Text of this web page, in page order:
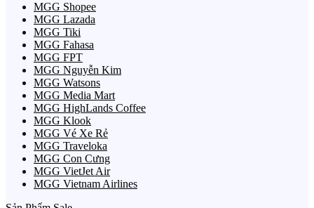
MGG Shopee
MGG Lazada
MGG Tiki
MGG Fahasa
MGG FPT
MGG Nguyễn Kim
MGG Watsons
MGG Media Mart
MGG HighLands Coffee
MGG Klook
MGG Vé Xe Rẻ
MGG Traveloka
MGG Con Cưng
MGG VietJet Air
MGG Vietnam Airlines